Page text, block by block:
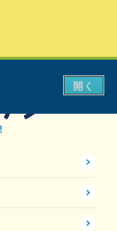
開く